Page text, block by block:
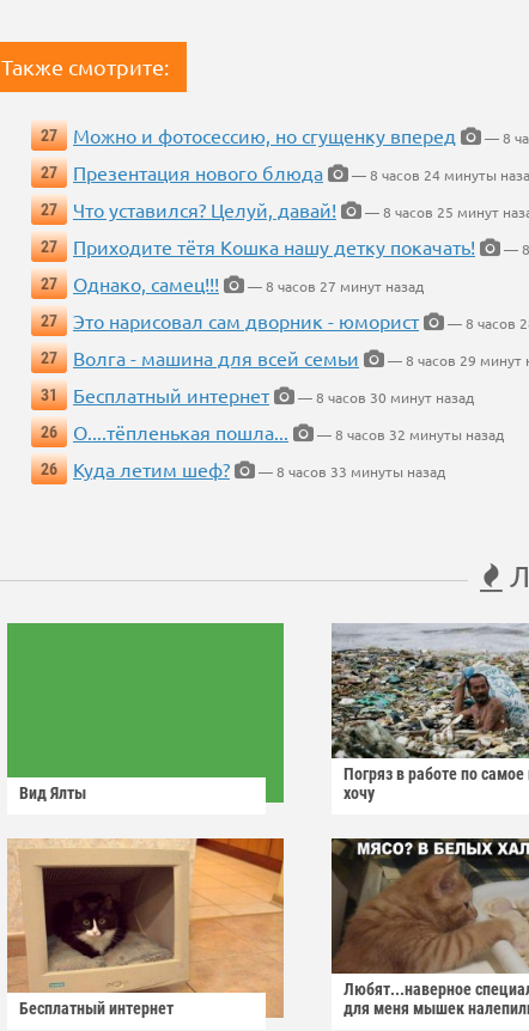
Также смотрите:
27 Можно и фотосессию, но сгущенку вперед
— 8
27
Презентация нового блюда
— 8 часов 24 минуты
27
Что уставился? Целуй, давай!
— 8 часов 25 минут
27
Приходите тётя Кошка нашу детку покачать!
— 8
27
Однако, самец!!!
— 8 часов 27 минут назад
27
Это нарисовал сам дворник - юморист
— 8 часов
27
Волга - машина для всей семьи
— 8 часов 29 минут
31
Бесплатный интернет
— 8 часов 30 минут назад
26
О....тёпленькая пошла...
— 8 часов 32 минуты назад
26
Куда летим шеф? — 8 часов 33 минуты назад
Вид Ялты
Погряз в работе по самое
хочу
Бесплатный интернет
Любят...наверное
для меня мышек